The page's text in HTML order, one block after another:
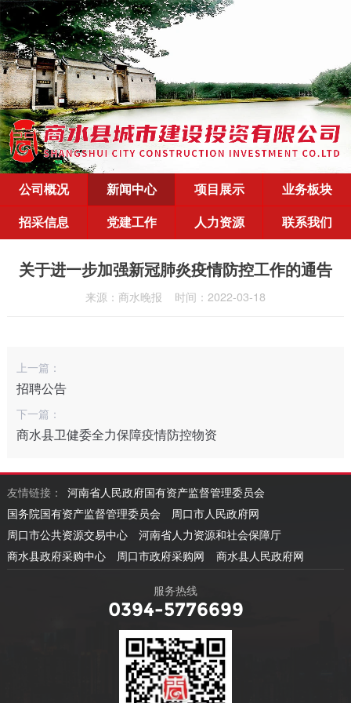
公司概况 新闻中心 项目展示
业务板块
招采信息
党建工作 人力资源 联系我们
关于进一步加强新冠肺炎疫情防控工作的通告
来源：商水晚报 时间：2022-03-18
上一篇：
招聘公告
下一篇：
商水县卫健委全力保障疫情防控物资
友情链接：
河南省人民政府国有资产监督管理委员会
国务院国有资产监督管理委员会
周口市人民政府网
周口市公共资源交易中心
河南省人力资源和社会保障厅
商水县政府采购中心
周口市政府采购网 商水县人民政府网
服务热线
0394-5776699